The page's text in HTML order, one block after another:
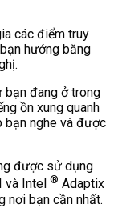
các điểm truy
hướng băng
bạn đang ở trong
ồn xung quanh
bạn nghe và được
được sử dụng
và Intel ® Adaptix
nơi bạn cần nhất.